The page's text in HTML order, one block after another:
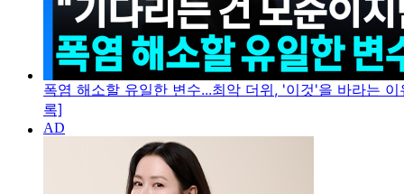
폭염 해소할 유일한 변수...최악 더위, '이것'을 바라는
록]